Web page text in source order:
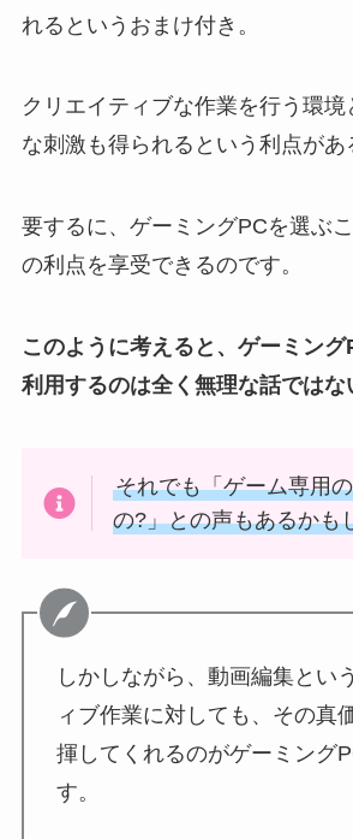
れるというおまけ付き。
クリエイティブな作業を行う環
な刺激も得られるという利点があ
要するに、ゲーミングPCを選ぶ
の利点を享受できるのです。
このように考えると、ゲーミン
利用するのは全く無理な話ではな
それでも「ゲーム専用
の?」との声もあるかも
しかしながら、動画編集とい
ィブ作業に対しても、その真
揮してくれるのがゲーミング
す。